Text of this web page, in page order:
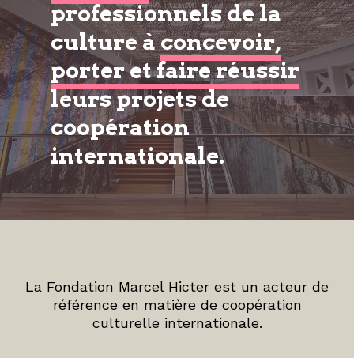
professionnels de la
culture àconcevoir,
porter et faire réussir
leurs projets de
coopération
internationale.
La Fondation Marcel Hicter est un acteur de
référence en matière de coopération
culturelle internationale.